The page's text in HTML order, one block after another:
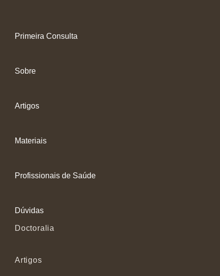
Primeira Consulta
Sobre
Artigos
Materiais
Profissionais de Saúde
Dúvidas
Doctoralia
Artigos